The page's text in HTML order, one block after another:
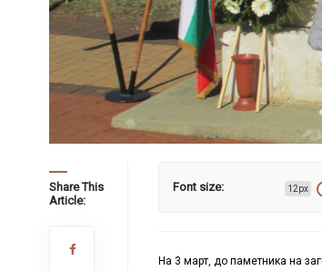
Share This
Article:
Font size: 12px
На 3 март, до паметника на